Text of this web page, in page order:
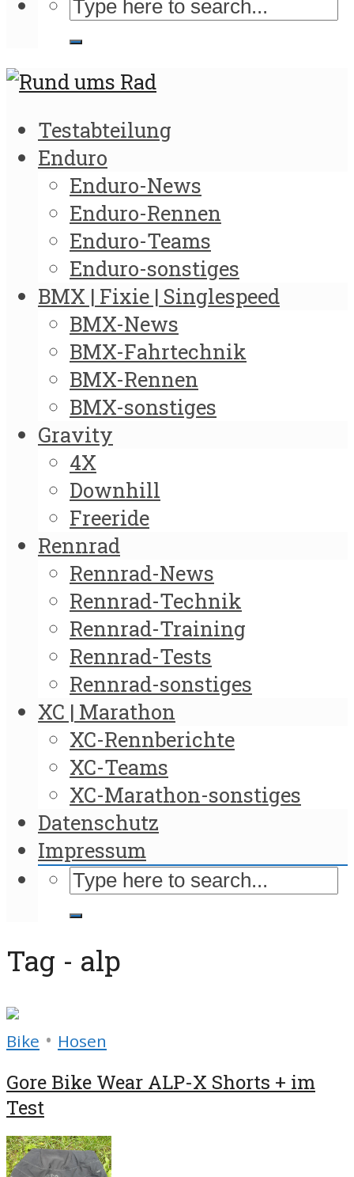
Testabteilung
Enduro
Enduro-News
Enduro-Rennen
Enduro-Teams
Enduro-sonstiges
BMX | Fixie | Singlespeed
BMX-News
BMX-Fahrtechnik
BMX-Rennen
BMX-sonstiges
Gravity
4X
Downhill
Freeride
Rennrad
Rennrad-News
Rennrad-Technik
Rennrad-Training
Rennrad-Tests
Rennrad-sonstiges
XC | Marathon
XC-Rennberichte
XC-Teams
XC-Marathon-sonstiges
Datenschutz
Impressum
Tag - alp
Bike • Hosen
Gore Bike Wear ALP-X Shorts + im
Test